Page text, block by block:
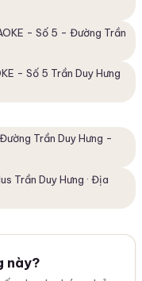
- Số 5 - Đường Trần
- Số 5 Trần Duy Hưng
Trần Duy Hưng -
Trần Duy Hưng · Địa
này?